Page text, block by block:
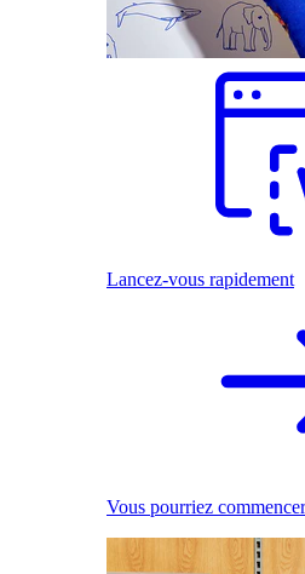
Lancez-vous rapidement
Vous pourriez